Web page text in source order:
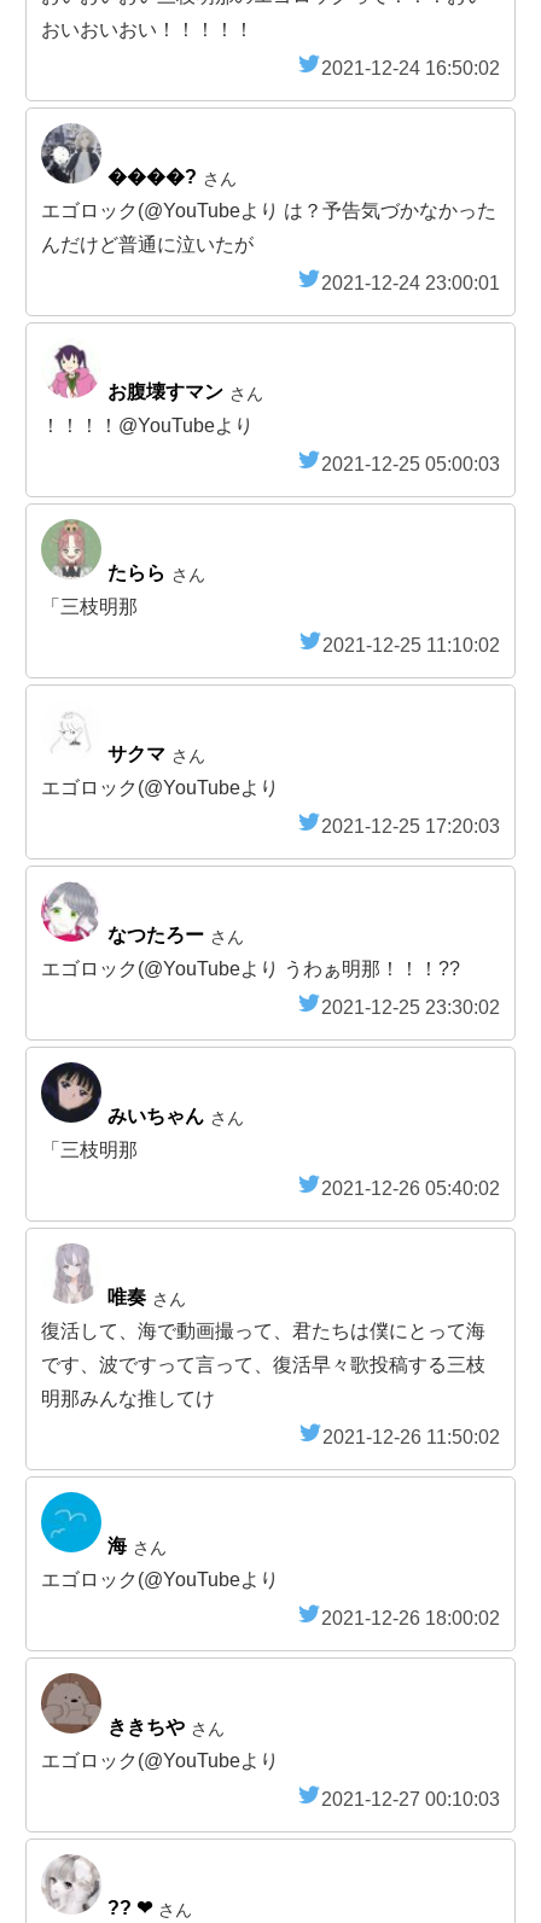
おいおいおい！！！！！
2021-12-24 16:50:02
����? さん
エゴロック(@YouTubeより は？予告気づかなかった
んだけど普通に泣いたが
2021-12-24 23:00:01
お腹壊すマン さん
！！！！@YouTubeより
2021-12-25 05:00:03
たらら さん
「三枝明那
2021-12-25 11:10:02
サクマ さん
エゴロック(@YouTubeより
2021-12-25 17:20:03
なつたろー さん
エゴロック(@YouTubeより うわぁ明那！！！??
2021-12-25 23:30:02
みいちゃん さん
「三枝明那
2021-12-26 05:40:02
唯奏 さん
復活して、海で動画撮って、君たちは僕にとって海
です、波ですって言って、復活早々歌投稿する三枝
明那みんな推してけ
2021-12-26 11:50:02
海 さん
エゴロック(@YouTubeより
2021-12-26 18:00:02
ききちや さん
エゴロック(@YouTubeより
2021-12-27 00:10:03
?? ❤︎ さん